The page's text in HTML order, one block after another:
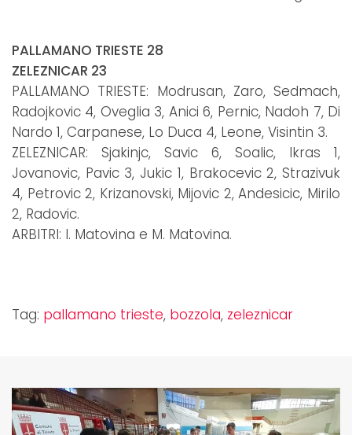
PALLAMANO TRIESTE 28
ZELEZNICAR 23
PALLAMANO TRIESTE: Modrusan, Zaro, Sedmach,
Radojkovic 4, Oveglia 3, Anici 6, Pernic, Nadoh 7, Di
Nardo 1, Carpanese, Lo Duca 4, Leone, Visintin 3.
ZELEZNICAR: Sjakinjc, Savic 6, Soalic, Ikras 1,
Jovanovic, Pavic 3, Jukic 1, Brakocevic 2, Strazivuk
4, Petrovic 2, Krizanovski, Mijovic 2, Andesicic, Mirilo
2, Radovic.
ARBITRI: I. Matovina e M. Matovina.
Tag: pallamano trieste, bozzola, zeleznicar